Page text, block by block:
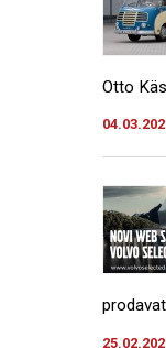
Otto